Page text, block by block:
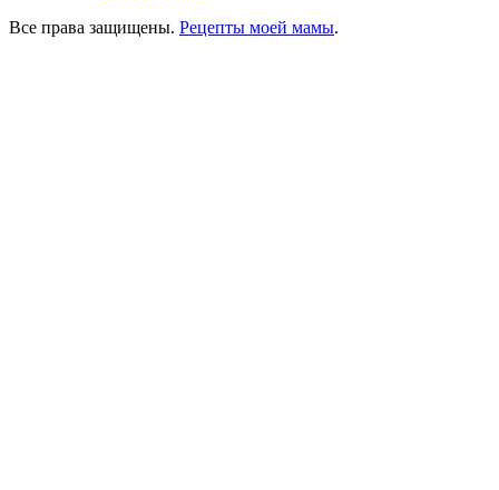
Все права защищены. Рецепты моей мамы.